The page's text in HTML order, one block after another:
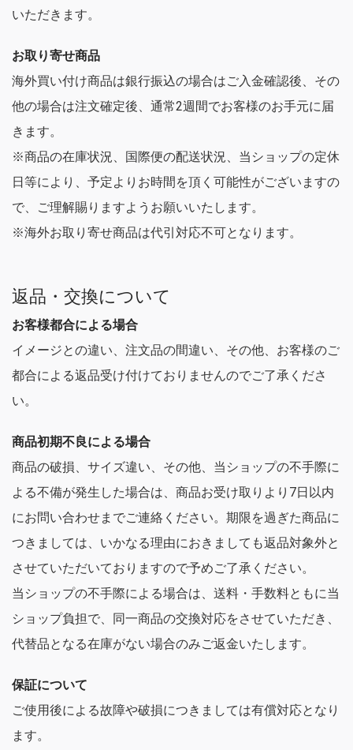
いただきます。
お取り寄せ商品
海外買い付け商品は銀行振込の場合はご入金確認後、その
他の場合は注文確定後、通常2週間でお客様のお手元に届
きます。
※商品の在庫状況、国際便の配送状況、当ショップの定休
日等により、予定よりお時間を頂く可能性がございますの
で、ご理解賜りますようお願いいたします。
※海外お取り寄せ商品は代引対応不可となります。
返品・交換について
お客様都合による場合
イメージとの違い、注文品の間違い、その他、お客様のご
都合による返品受け付けておりませんのでご了承くださ
い。
商品初期不良による場合
商品の破損、サイズ違い、その他、当ショップの不手際に
よる不備が発生した場合は、商品お受け取りより7日以内
にお問い合わせまでご連絡ください。期限を過ぎた商品に
つきましては、いかなる理由におきましても返品対象外と
させていただいておりますので予めご了承ください。
当ショップの不手際による場合は、送料・手数料ともに当
ショップ負担で、同一商品の交換対応をさせていただき、
代替品となる在庫がない場合のみご返金いたします。
保証について
ご使用後による故障や破損につきましては有償対応となり
ます。